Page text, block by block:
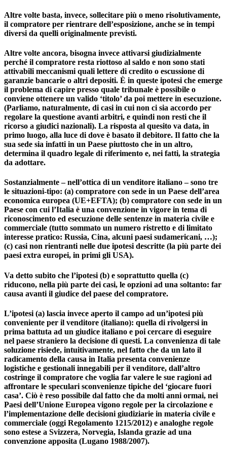
Altre volte basta, invece, sollecitare più o meno risolutivamente,
il compratore per rientrare dell’esposizione, anche se in tempi
diversi da quelli originalmente previsti.
Altre volte ancora, bisogna invece attivarsi giudizialmente
perché il compratore resta riottoso al saldo e non sono stati
attivabili meccanismi quali lettere di credito o escussione di
garanzie bancarie o altri depositi. È in queste ipotesi che emerge
il problema di capire presso quale tribunale è possibile o
conviene ottenere un valido ‘titolo’ da poi mettere in esecuzione.
(Parliamo, naturalmente, di casi in cui non ci sia accordo per
regolare la questione avanti arbitri, e quindi non resti che il
ricorso a giudici nazionali). La risposta al quesito va data, in
primo luogo, alla luce di dove è basato il debitore. Il fatto che la
sua sede sia infatti in un Paese piuttosto che in un altro,
determina il quadro legale di riferimento e, nei fatti, la strategia
da adottare.
Sostanzialmente – nell’ottica di un venditore italiano – sono tre
le situazioni-tipo: (a) compratore con sede in un Paese dell’area
economica europea (UE+EFTA); (b) compratore con sede in un
Paese con cui l’Italia è una convenzione in vigore in tema di
riconoscimento ed esecuzione delle sentenze in materia civile e
commerciale (tutto sommato un numero ristretto e di limitato
interesse pratico: Russia, Cina, alcuni paesi sudamericani, …);
(c) casi non rientranti nelle due ipotesi descritte (la più parte dei
paesi extra europei, in primi gli USA).
Va detto subito che l’ipotesi (b) e soprattutto quella (c)
riducono, nella più parte dei casi, le opzioni ad una soltanto: far
causa avanti il giudice del paese del compratore.
L’ipotesi (a) lascia invece aperto il campo ad un’ipotesi più
conveniente per il venditore (italiano): quella di rivolgersi in
prima battuta ad un giudice italiano e poi cercare di eseguire
nel paese straniero la decisione di questi. La convenienza di tale
soluzione risiede, intuitivamente, nel fatto che da un lato il
radicamento della causa in Italia presenta convenienze
logistiche e gestionali innegabili per il venditore, dall’altro
costringe il compratore che voglia far valere le sue ragioni ad
affrontare le speculari sconvenienze tipiche del ‘giocare fuori
casa’. Ciò è reso possibile dal fatto che da molti anni ormai, nei
Paesi dell’Unione Europea vigono regole per la circolazione e
l’implementazione delle decisioni giudiziarie in materia civile e
commerciale (oggi Regolamento 1215/2012) e analoghe regole
sono estese a Svizzera, Norvegia, Islanda grazie ad una
convenzione apposita (Lugano 1988/2007).